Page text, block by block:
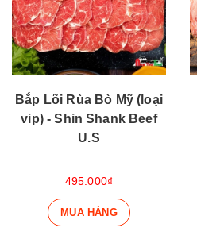
Bắp Lõi Rùa Bò Mỹ (loại
vip) - Shin Shank Beef
U.S
495.000₫
MUA HÀNG